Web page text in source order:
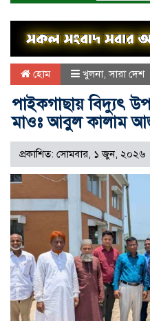
হোম খুলনা,সারা দেশ
পাইকগাছায় বিদ্যুৎ
মাওঃ আবুল কালাম
প্রকাশিত: সোমবার, ১ জুন, ২০২৬